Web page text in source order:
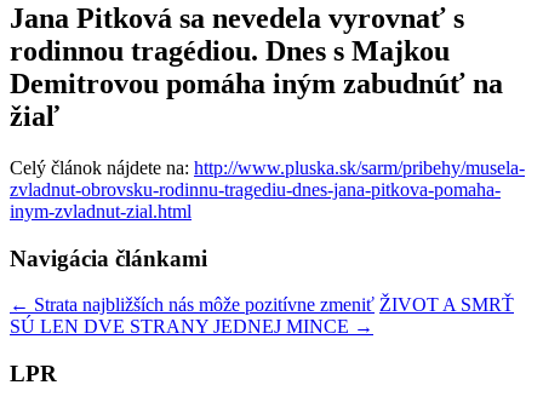
Jana Pitková sa nevedela vyrovnať s
rodinnou tragédiou. Dnes s Majkou
Demitrovou pomáha iným zabudnúť na
žiaľ
Celý článok nájdete na: http://www.pluska.sk/sarm/pribehy/musela-
zvladnut-obrovsku-rodinnu-tragediu-dnes-jana-pitkova-pomaha-
inym-zvladnut-zial.html
Navigácia článkami
← Strata najbližších nás môže pozitívne zmeniť ŽIVOT A SMRŤ
SÚ LEN DVE STRANY JEDNEJ MINCE →
LPR